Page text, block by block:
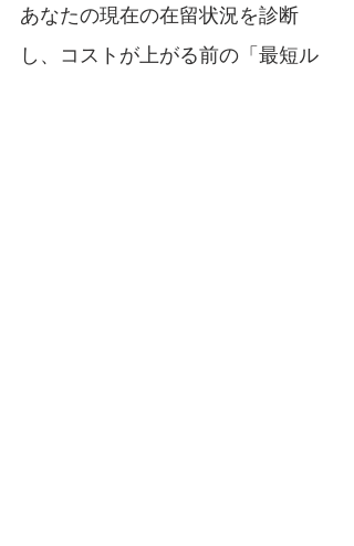
あなたの現在の在留状況を診断
し、コストが上がる前の「最短ル